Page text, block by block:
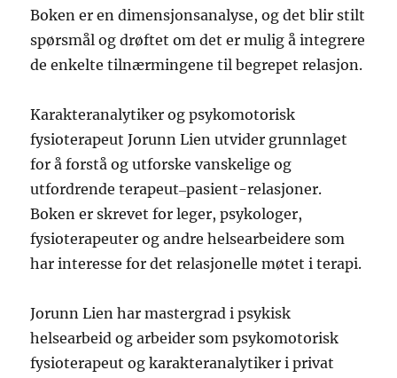
Boken er en dimensjonsanalyse, og det blir stilt
spørsmål og drøftet om det er mulig å integrere
de enkelte tilnærmingene til begrepet relasjon.
Karakteranalytiker og psykomotorisk
fysioterapeut Jorunn Lien utvider grunnlaget
for å forstå og utforske vanskelige og
utfordrende terapeut‒pasient-relasjoner.
Boken er skrevet for leger, psykologer,
fysioterapeuter og andre helsearbeidere som
har interesse for det relasjonelle møtet i terapi.
Jorunn Lien har mastergrad i psykisk
helsearbeid og arbeider som psykomotorisk
fysioterapeut og karakteranalytiker i privat